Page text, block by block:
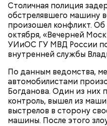
Столичная полиция
обстрелявшего машину
произошел конфликт. Об
октября, «Вечерней
УИиОС ГУ МВД России
внутренней службы
По данным ведомства,
автомобилистами
Богданова. Один из них
контроль, вышел из
выстрелов в сторону
машины. После этого
Оставшуюся часть
ремнем безопасности,